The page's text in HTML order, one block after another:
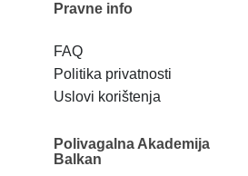
Pravne info
FAQ
Politika privatnosti
Uslovi korištenja
Polivagalna Akademija
Balkan